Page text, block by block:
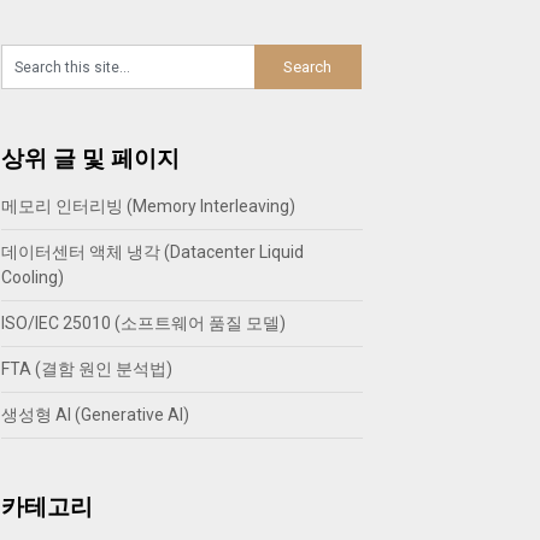
상위 글 및 페이지
메모리 인터리빙 (Memory Interleaving)
데이터센터 액체 냉각 (Datacenter Liquid
Cooling)
ISO/IEC 25010 (소프트웨어 품질 모델)
FTA (결함 원인 분석법)
생성형 AI (Generative AI)
카테고리